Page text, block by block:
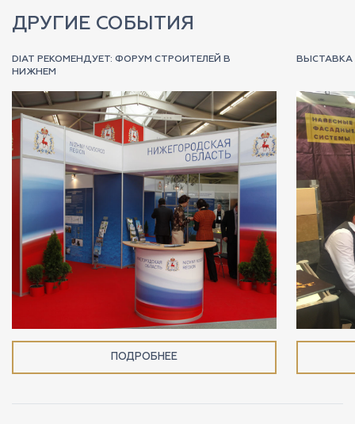
ДРУГИЕ СОБЫТИЯ
DIAT РЕКОМЕНДУЕТ: ФОРУМ СТРОИТЕЛЕЙ В
НИЖНЕМ
ПОДРОБНЕЕ
ВЫСТАВКА